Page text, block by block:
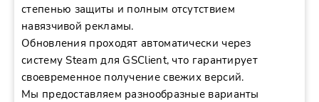
степенью защиты и полным отсутствием
навязчивой рекламы.
Обновления проходят автоматически через
систему Steam для GSClient, что гарантирует
своевременное получение свежих версий.
Мы предоставляем разнообразные варианты